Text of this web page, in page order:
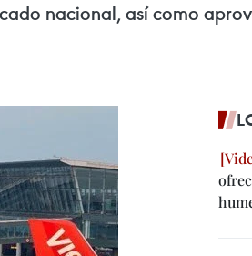
nacional, así como